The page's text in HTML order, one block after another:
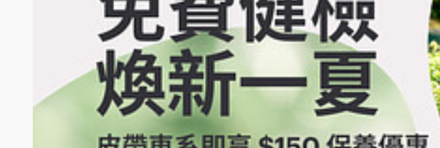
獎品為隨機贈送，其款式、尺寸、顏色等均以實物為準，推薦人不得挑選。因獎品數量有限，
獎品之相關稅款扣繳事宜，依中華民國財政部《各類所得扣繳率標準》規定辦理，獎項價值應列入
幣 1,001 至新台幣 20,000 者無須扣繳機會中獎稅款；(2) 依據中華民國稅法規定，中獎獎項金額
為非中華民國境內居住之個人，得依 20% 稅率扣繳計算稅款；(4) 其他未盡事宜悉依中華民國稅法相
參加人於參加本活動時所提供之相關資料（包括但不限於中文真實姓名、手機電話、E-mail 等，下
會將該個人資料揭露予第三人或用於蒐集目的以外之其他用途。參加人應保證所提供之個人資料均
參加人不得直接或間接，親自或透過第三人，以任何不當方式，包括但不限於贈送或提供各種形式
將直接取消該參加人獲得贈品之資格。